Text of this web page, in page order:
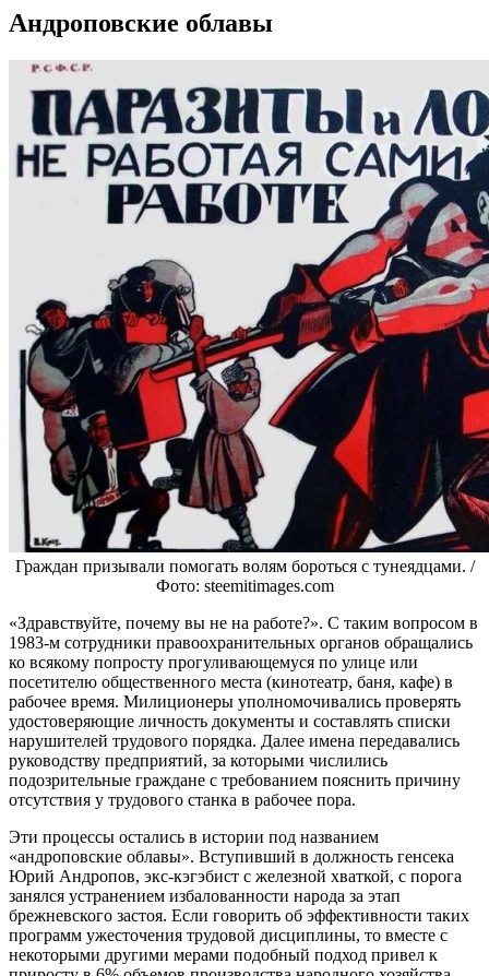
Андроповские облавы
Граждан призывали помогать волям бороться с тунеядцами. /
Фото: steemitimages.com
«Здравствуйте, почему вы не на работе?». С таким вопросом в
1983-м сотрудники правоохранительных органов обращались
ко всякому попросту прогуливающемуся по улице или
посетителю общественного места (кинотеатр, баня, кафе) в
рабочее время. Милиционеры уполномочивались проверять
удостоверяющие личность документы и составлять списки
нарушителей трудового порядка. Далее имена передавались
руководству предприятий, за которыми числились
подозрительные граждане с требованием пояснить причину
отсутствия у трудового станка в рабочее пора.
Эти процессы остались в истории под названием
«андроповские облавы». Вступивший в должность генсека
Юрий Андропов, экс-кэгэбист с железной хваткой, с порога
занялся устранением избалованности народа за этап
брежневского застоя. Если говорить об эффективности таких
программ ужесточения трудовой дисциплины, то вместе с
некоторыми другими мерами подобный подход привел к